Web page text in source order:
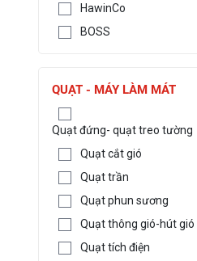
HawinCo
BOSS
QUẠT - MÁY LÀM MÁT
Quạt đứng- quạt treo tường
Quạt cắt gió
Quạt trần
Quạt phun sương
Quạt thông gió-hút gió
Quạt tích điện